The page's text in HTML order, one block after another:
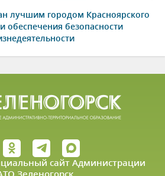
лучшим городом Красноярского
обеспечения безопасности
сайт Администрации
Зеленогорск